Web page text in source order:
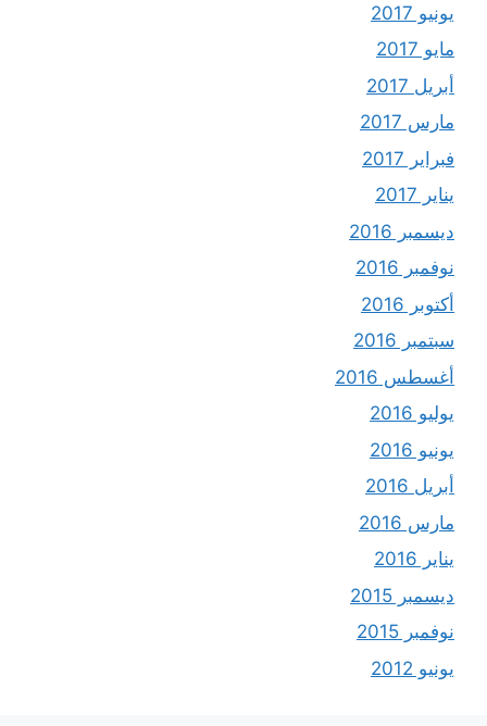
يونيو 2017
مايو 2017
أبريل 2017
مارس 2017
فبراير 2017
يناير 2017
ديسمبر 2016
نوفمبر 2016
أكتوبر 2016
سبتمبر 2016
أغسطس 2016
يوليو 2016
يونيو 2016
أبريل 2016
مارس 2016
يناير 2016
ديسمبر 2015
نوفمبر 2015
يونيو 2012